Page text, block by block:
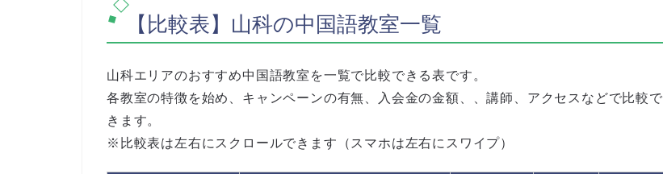
【比較表】山科の中国語教室一覧
山科エリアのおすすめ中国語教室を一覧で比較できる表です。
各教室の特徴を始め、キャンペーンの有無、入会金の金額、、講師、アクセスなどで比較で
きます。
※比較表は左右にスクロールできます（スマホは左右にスワイプ）